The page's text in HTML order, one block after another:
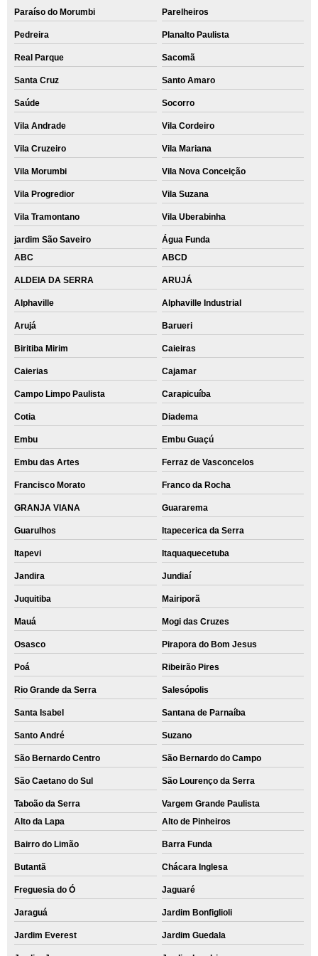
recuperação de dados hd Cidade Tiradentes
orçamento para recuperar dados apagados hd Itaim Paulista
recuperar dados hd valor Pirituba
recuperar dados apagados valor Embu das Artes
orçamento de recuperar dados apagados pen drive Alto da Boa Vista
recuperação de dados hd externo Vila Mariana
recuperar dados hd valor Real Parque
recuperação dados hd M'Boi Mirim
recuperação dados hd valor Mairiporã
recuperar dados hd formatado Heliópolis
recuperação dados Indianópolis
orçamento de recuperação dados hd externo Jardim Iguatemi
serviço de recuperar dados apagados Campo Limpo Paulista
recuperação de dados hd José Bonifácio
serviço de recuperação de dados Guaianases
orçamento de recuperar dados apagados Jardins
orçamento para recuperar dados hd Vila Madalena
orçamento para recuperar dados hd formatado Engenheiro Goulart
recuperar dados apagados hd valor Cidade Ademar
orçamento de recuperar dados apagados hd Rio Grande da Serra
serviço de recuperação dados hd externo Lapa
orçamento de recuperação de dados hd externo Engenheiro Goulart
recuperar dados apagados hd valor Vila Tramontano
recuperar dados apagados hd Jaraguá
orçamento para recuperar dados hd Embu das Artes
recuperação dados hd externo valor Itaim Paulista
orçamento para recuperação de dados hd externo Vila Progredior
recuperação de dados hd externo valor Jaguaré
recuperar dados apagados pen drive Santa Cruz
orçamento de recuperar dados apagados Juquitiba
Paraíso do Morumbi Parelheiros
Pedreira Planalto Paulista
Real Parque Sacomã
Santa Cruz Santo Amaro
Saúde Socorro
Vila Andrade Vila Cordeiro
Vila Cruzeiro Vila Mariana
Vila Morumbi Vila Nova Conceição
Vila Progredior Vila Suzana
Vila Tramontano Vila Uberabinha
jardim São Saveiro
Água Funda
ABC
ABCD
ALDEIA DA SERRA ARUJÁ
Alphaville Alphaville Industrial
Arujá Barueri
Biritiba Mirim Caieiras
Caierias Cajamar
Campo Limpo Paulista Carapicuíba
Cotia Diadema
Embu Embu Guaçú
Embu das Artes Ferraz de Vasconcelos
Francisco Morato Franco da Rocha
GRANJA VIANA Guararema
Guarulhos Itapecerica da Serra
Itapevi Itaquaquecetuba
Jandira Jundiaí
Juquitiba Mairiporã
Mauá Mogi das Cruzes
Osasco Pirapora do Bom Jesus
Poá Ribeirão Pires
Rio Grande da Serra Salesópolis
Santa Isabel Santana de Parnaíba
Santo André Suzano
São Bernardo Centro São Bernardo do Campo
São Caetano do Sul São Lourenço da Serra
Taboão da Serra
Vargem Grande Paulista
Alto da Lapa
Alto de Pinheiros
Bairro do Limão Barra Funda
Butantã Chácara Inglesa
Freguesia do Ó Jaguaré
Jaraguá Jardim Bonfiglioli
Jardim Everest Jardim Guedala